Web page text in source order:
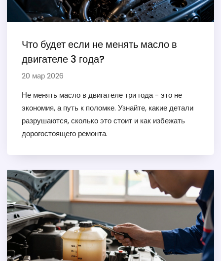
Что будет если не менять масло в
двигателе 3 года?
20 мар 2026
Не менять масло в двигателе три года - это не
экономия, а путь к поломке. Узнайте, какие детали
разрушаются, сколько это стоит и как избежать
дорогостоящего ремонта.